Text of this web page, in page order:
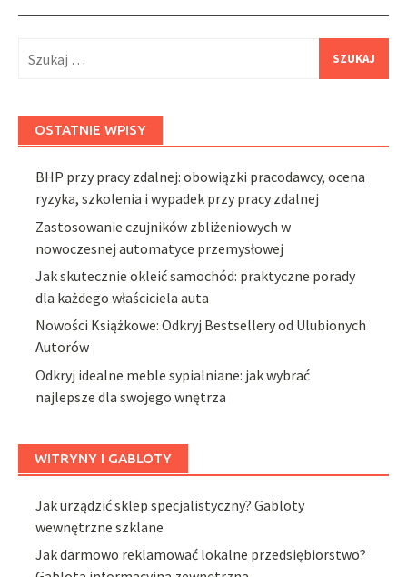
OSTATNIE WPISY
BHP przy pracy zdalnej: obowiązki pracodawcy, ocena
ryzyka, szkolenia i wypadek przy pracy zdalnej
Zastosowanie czujników zbliżeniowych w
nowoczesnej automatyce przemysłowej
Jak skutecznie okleić samochód: praktyczne porady
dla każdego właściciela auta
Nowości Książkowe: Odkryj Bestsellery od Ulubionych
Autorów
Odkryj idealne meble sypialniane: jak wybrać
najlepsze dla swojego wnętrza
WITRYNY I GABLOTY
Jak urządzić sklep specjalistyczny? Gabloty
wewnętrzne szklane
Jak darmowo reklamować lokalne przedsiębiorstwo?